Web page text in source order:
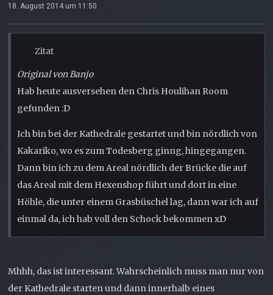
18. August 2014 um 11:50
Zitat
Original von Banjo
Hab heute ausversehen den Chris Houlihan Room
gefunden :D
Ich bin bei der Kathedrale gestartet und bin nördlich von
Kakariko, wo es zum Todesberg ginng, hingegangen.
Dann bin ich zu dem Areal nördlich der Brücke die auf
das Areal mit dem Hexenshop führt und dort in eine
Höhle, die unter einem Grasbüschel lag, dann war ich auf
einmal da, ich hab voll den Schock bekommen xD
Mhhh, das ist interessant. Wahrscheinlich muss man nur von
der Kathedrale starten und dann innerhalb eines